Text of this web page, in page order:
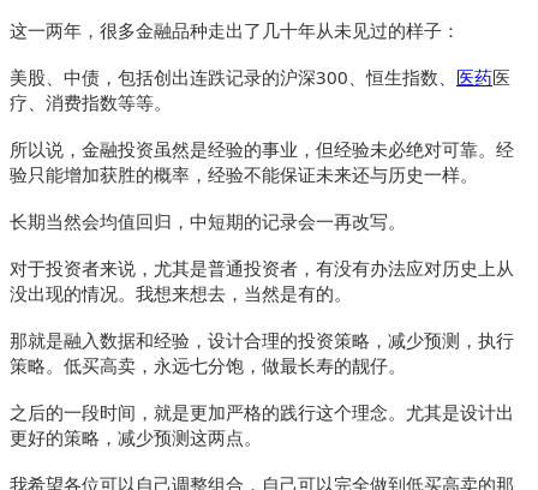
这一两年，很多金融品种走出了几十年从未见过的样子：
美股、中债，包括创出连跌记录的沪深300、恒生指数、 医药医
疗、消费指数等等。
所以说，金融投资虽然是经验的事业，但经验未必绝对可靠。经
验只能增加获胜的概率，经验不能保证未来还与历史一样。
长期当然会均值回归，中短期的记录会一再改写。
对于投资者来说，尤其是普通投资者，有没有办法应对历史上从
没出现的情况。我想来想去，当然是有的。
那就是融入数据和经验，设计合理的投资策略，减少预测，执行
策略。低买高卖，永远七分饱，做最长寿的靓仔。
之后的一段时间，就是更加严格的践行这个理念。尤其是设计出
更好的策略，减少预测这两点。
我希望各位可以自己调整组合，自己可以完全做到低买高卖的那